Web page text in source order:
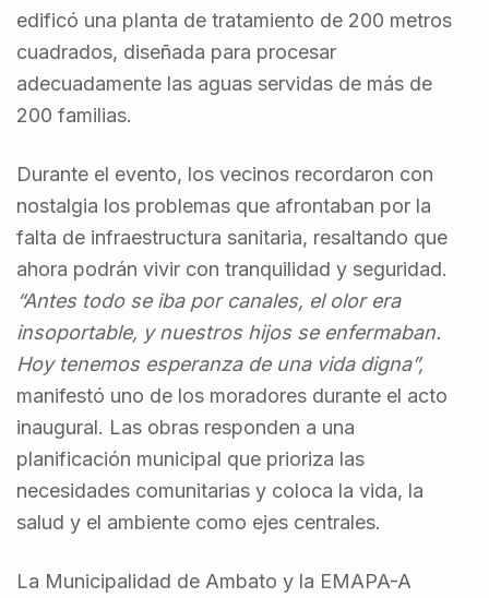
edificó una planta de tratamiento de 200 metros
cuadrados, diseñada para procesar
adecuadamente las aguas servidas de más de
200 familias.
Durante el evento, los vecinos recordaron con
nostalgia los problemas que afrontaban por la
falta de infraestructura sanitaria, resaltando que
ahora podrán vivir con tranquilidad y seguridad.
“Antes todo se iba por canales, el olor era
insoportable, y nuestros hijos se enfermaban.
Hoy tenemos esperanza de una vida digna”,
manifestó uno de los moradores durante el acto
inaugural. Las obras responden a una
planificación municipal que prioriza las
necesidades comunitarias y coloca la vida, la
salud y el ambiente como ejes centrales.
La Municipalidad de Ambato y la EMAPA-A